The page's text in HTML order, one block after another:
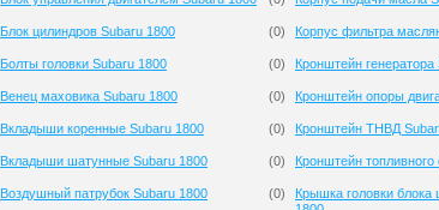
Блок цилиндров Subaru 1800 (0)
Болты головки Subaru 1800 (0)
Венец маховика Subaru 1800 (0)
Вкладыши коренные Subaru 1800 (0)
Вкладыши шатунные Subaru 1800 (0)
Воздушный патрубок Subaru 1800 (0)
Корпус фильтра
Кронштейн генератора
Кронштейн опоры
Кронштейн ТНВД
Кронштейн
Крышка головки блока